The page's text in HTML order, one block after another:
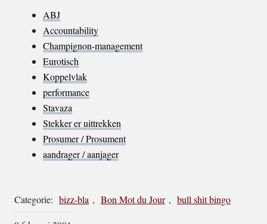
ABJ
Accountability
Champignon-management
Eurotisch
Koppelvlak
performance
Stavaza
Stekker er uittrekken
Prosumer / Prosument
aandrager / aanjager
Categorie: bizz-bla , Bon Mot du Jour , bull shit bingo